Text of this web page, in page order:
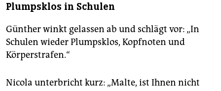
Plumpsklos in Schulen
Günther winkt gelassen ab und schlägt vor: „In
Schulen wieder Plumpsklos, Kopfnoten und
Körperstrafen.“
Nicola unterbricht kurz: „Malte, ist Ihnen nicht